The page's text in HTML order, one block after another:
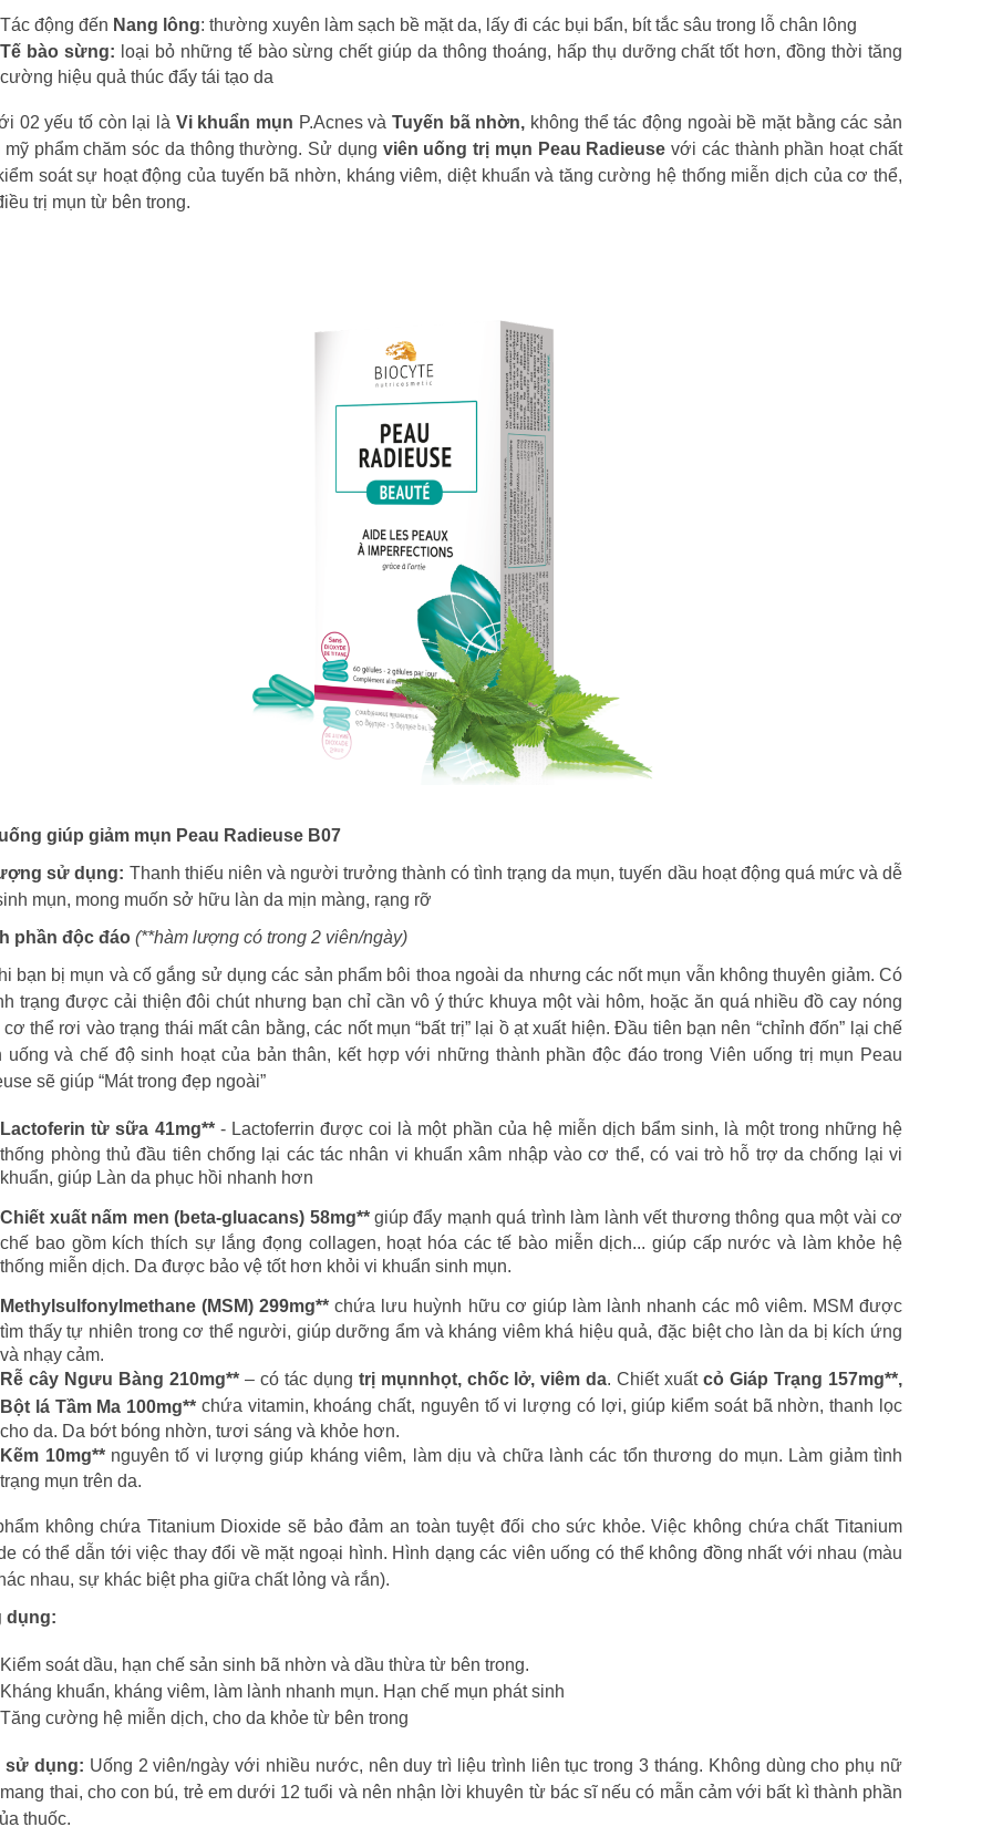
Tác động đến Nang lông: thường xuyên làm sạch bề mặt da, lấy đi các bụi bẩn, bít tắc sâu trong lỗ chân lông
Tế bào sừng: loại bỏ những tế bào sừng chết giúp da thông thoáng, hấp thụ dưỡng chất tốt hơn, đồng thời tăng
cường hiệu quả thúc đẩy tái tạo da
02 yếu tố còn lại là Vi khuẩn mụn P.Acnes và Tuyến bã nhờn, không thể tác động ngoài bề mặt bằng các sản
mỹ phẩm chăm sóc da thông thường. Sử dụng viên uống trị mụn Peau Radieuse với các thành phần hoạt chất
soát sự hoạt động của tuyến bã nhờn, kháng viêm, diệt khuẩn và tăng cường hệ thống miễn dịch của cơ thể,
trị mụn từ bên trong.
giúp giảm mụn Peau Radieuse B07
sử dụng: Thanh thiếu niên và người trưởng thành có tình trạng da mụn, tuyến dầu hoạt động quá mức và dễ
mụn, mong muốn sở hữu làn da mịn màng, rạng rỡ
phần độc đáo(**hàm lượng có trong 2 viên/ngày)
bạn bị mụn và cố gắng sử dụng các sản phẩm bôi thoa ngoài da nhưng các nốt mụn vẫn không thuyên giảm. Có
trạng được cải thiện đôi chút nhưng bạn chỉ cần vô ý thức khuya một vài hôm, hoặc ăn quá nhiều đồ cay nóng
cơ thể rơi vào trạng thái mất cân bằng, các nốt mụn “bất trị” lại ồ ạt xuất hiện. Đầu tiên bạn nên “chỉnh đốn” lại chế
uống và chế độ sinh hoạt của bản thân, kết hợp với những thành phần độc đáo trong Viên uống trị mụn Peau
sẽ giúp “Mát trong đẹp ngoài”
Lactoferin từ sữa 41mg**- Lactoferrin được coi là một phần của hệ miễn dịch bẩm sinh, là một trong những hệ
thống phòng thủ đầu tiên chống lại các tác nhân vi khuẩn xâm nhập vào cơ thể, có vai trò hỗ trợ da chống lại vi
khuẩn, giúp Làn da phục hồi nhanh hơn
Chiết xuất nấm men (beta-gluacans) 58mg**giúp đẩy mạnh quá trình làm lành vết thương thông qua một vài cơ
chế bao gồm kích thích sự lắng đọng collagen, hoạt hóa các tế bào miễn dịch... giúp cấp nước và làm khỏe hệ
thống miễn dịch. Da được bảo vệ tốt hơn khỏi vi khuẩn sinh mụn.
Methylsulfonylmethane (MSM) 299mg** chứa lưu huỳnh hữu cơ giúp làm lành nhanh các mô viêm. MSM được
tìm thấy tự nhiên trong cơ thể người, giúp dưỡng ẩm và kháng viêm khá hiệu quả, đặc biệt cho làn da bị kích ứng
và nhạy cảm.
Rễ cây Ngưu Bàng 210mg**– có tác dụng trị mụnnhọt, chốc lở, viêm da. Chiết xuấtcỏ Giáp Trạng 157mg**,
Bột lá Tầm Ma 100mg** chứa vitamin, khoáng chất, nguyên tố vi lượng có lợi, giúp kiểm soát bã nhờn, thanh lọc
cho da. Da bớt bóng nhờn, tươi sáng và khỏe hơn.
Kẽm 10mg** nguyên tố vi lượng giúp kháng viêm, làm dịu và chữa lành các tổn thương do mụn. Làm giảm tình
trạng mụn trên da.
không chứa Titanium Dioxide sẽ bảo đảm an toàn tuyệt đối cho sức khỏe. Việc không chứa chất Titanium
có thể dẫn tới việc thay đổi về mặt ngoại hình. Hình dạng các viên uống có thể không đồng nhất với nhau (màu
nhau, sự khác biệt pha giữa chất lỏng và rắn).
dụng:
Kiểm soát dầu, hạn chế sản sinh bã nhờn và dầu thừa từ bên trong.
Kháng khuẩn, kháng viêm, làm lành nhanh mụn. Hạn chế mụn phát sinh
Tăng cường hệ miễn dịch, cho da khỏe từ bên trong
sử dụng: Uống 2 viên/ngày với nhiều nước, nên duy trì liệu trình liên tục trong 3 tháng. Không dùng cho phụ nữ
thai, cho con bú, trẻ em dưới 12 tuổi và nên nhận lời khuyên từ bác sĩ nếu có mẫn cảm với bất kì thành phần
thuốc.